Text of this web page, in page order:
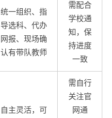
统一组织、指
导选科、代办
网报、现场确
认有带队教师
需配合
学校通
知，保
持进度
一致
自主灵活，可
需自行
关注官
网通